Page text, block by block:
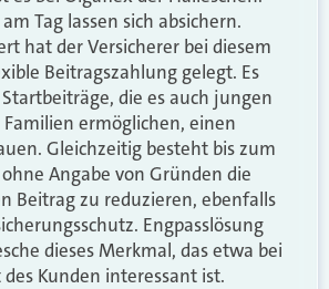
Tag lassen sich absichern.
hat der Versicherer bei diesem
Beitragszahlung gelegt. Es
die es auch jungen
ermöglichen, einen
Gleichzeitig besteht bis zum
Angabe von Gründen die
Beitrag zu reduzieren, ebenfalls
Engpasslösung
dieses Merkmal, das etwa bei
Kunden interessant ist.